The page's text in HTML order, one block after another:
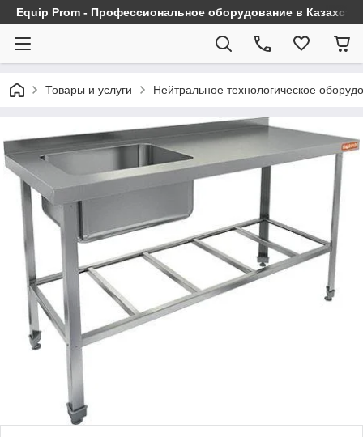
Equip Prom - Профессиональное оборудование в
Товары и услуги Нейтральное технологическое